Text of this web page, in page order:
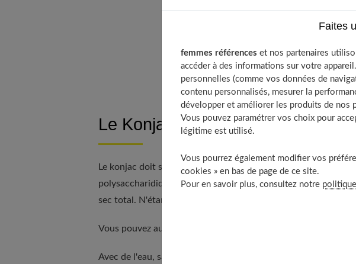
Le Konjac : une fibre
À découvrir aussi
Le Konjac : une fibre remarquable
Le konjac doit ses vertus au constituant principal de son
polysaccharidique de poids moléculaire élevé, non digestible,
sec total. N'étant pas assimilé par l'organisme, le
Vous pouvez aussi lire notre article dédié :
Avec de l'eau, sa principale qualité est de former un gel de
Faites
femmes références et nos partenaires
accéder à des informations sur votre
personnelles (comme vos données de
contenu personnalisés, mesurer la
développer et améliorer les produits de nos
Vous pouvez paramétrer vos choix pour
légitime est utilisé.
Vous pourrez également modifier vos
cookies » en bas de page de ce site.
Pour en savoir plus, consultez notre